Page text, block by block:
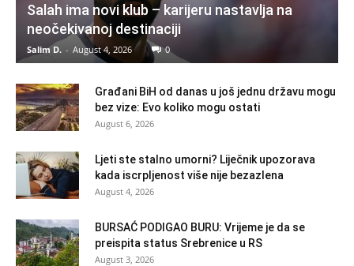
Salah ima novi klub – karijeru nastavlja na
neočekivanoj destinaciji
Salim D. - August 4, 2026 0
Građani BiH od danas u još jednu državu mogu
bez vize: Evo koliko mogu ostati
August 6, 2026
Ljeti ste stalno umorni? Liječnik upozorava
kada iscrpljenost više nije bezazlena
August 4, 2026
BURSAĆ PODIGAO BURU: Vrijeme je da se
preispita status Srebrenice u RS
August 3, 2026